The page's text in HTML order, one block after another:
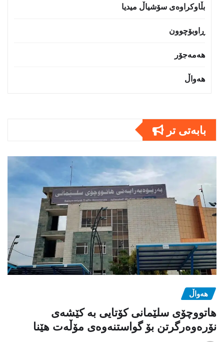
بڵاوکراوەی سۆشیاڵ میدیا
ڕاوبۆچوون
هەمەجۆر
هەواڵ
بابەتى تر
هەواڵ
هاتووچۆی سلێمانی کۆتایی بە کێشەی
نۆرەوەرگرتن بۆ گواستنەوەی مۆڵەت هێنا